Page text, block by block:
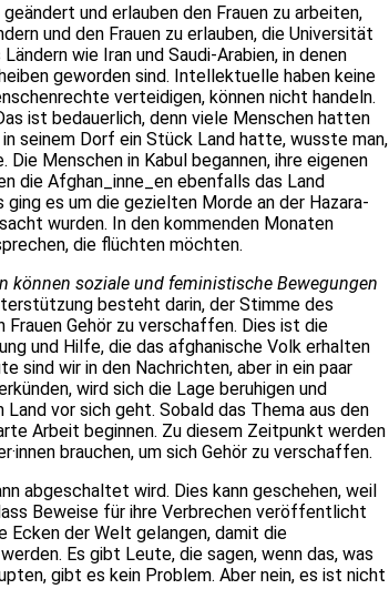
und erlauben den Frauen zu arbeiten,
und den Frauen zu erlauben, die Universität
wie Iran und Saudi-Arabien, in denen
geworden sind. Intellektuelle haben keine
verteidigen, können nicht handeln.
ist bedauerlich, denn viele Menschen hatten
seinem Dorf ein Stück Land hatte, wusste man,
Menschen in Kabul begannen, ihre eigenen
die Afghan_inne_en ebenfalls das Land
es um die gezielten Morde an der Hazara-
wurden. In den kommenden Monaten
die flüchten möchten.
können soziale und feministische Bewegungen
besteht darin, der Stimme des
Gehör zu verschaffen. Dies ist die
und Hilfe, die das afghanische Volk erhalten
sind wir in den Nachrichten, aber in ein paar
wird sich die Lage beruhigen und
vor sich geht. Sobald das Thema aus den
Arbeit beginnen. Zu diesem Zeitpunkt werden
brauchen, um sich Gehör zu verschaffen.
abgeschaltet wird. Dies kann geschehen, weil
Beweise für ihre Verbrechen veröffentlicht
Ecken der Welt gelangen, damit die
Es gibt Leute, die sagen, wenn das, was
gibt es kein Problem. Aber nein, es ist nicht